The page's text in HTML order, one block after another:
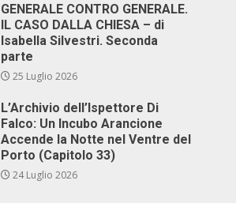
GENERALE CONTRO GENERALE.
IL CASO DALLA CHIESA – di
Isabella Silvestri. Seconda
parte
25 Luglio 2026
L’Archivio dell’Ispettore Di
Falco: Un Incubo Arancione
Accende la Notte nel Ventre del
Porto (Capitolo 33)
24 Luglio 2026